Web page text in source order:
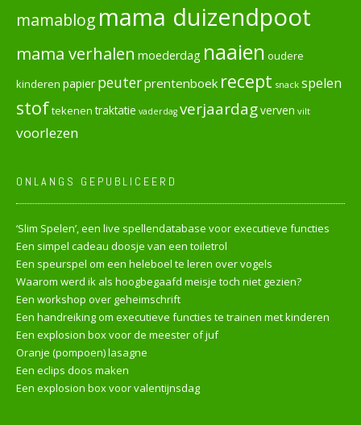
mamablog mama duizendpoot
mama verhalen moederdag naaien oudere
kinderen papier peuterprentenboek recept snack spelen
stoftekenen traktatie vaderdag verjaardagverven vilt
voorlezen
ONLANGS GEPUBLICEERD
‘Slim Spelen’, een live spellendatabase voor executieve functies
Een simpel cadeau doosje van een toiletrol
Een speurspel om een heleboel te leren over vogels
Waarom werd ik als hoogbegaafd meisje toch niet gezien?
Een workshop over geheimschrift
Een handreiking om executieve functies te trainen met kinderen
Een explosion box voor de meester of juf
Oranje (pompoen) lasagne
Een eclips doos maken
Een explosion box voor valentijnsdag